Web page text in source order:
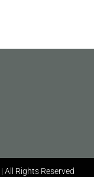
Rights Reserved